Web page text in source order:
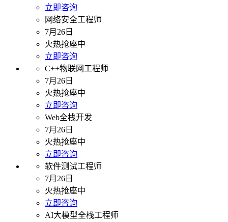
立即咨询
网络安全工程师
7月26日
火热抢座中
立即咨询
C++物联网工程师
7月26日
火热抢座中
立即咨询
Web全栈开发
7月26日
火热抢座中
立即咨询
软件测试工程师
7月26日
火热抢座中
立即咨询
AI大模型全栈工程师